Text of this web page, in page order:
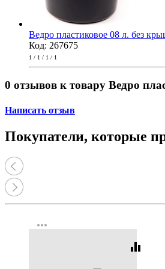
Ведро пластиковое 08 л. без
Код: 267675
1 / 1 / 1 / 1
0 отзывов к товару Ведро
Написать отзыв
Покупатели, которые
more_horiz
equalizer